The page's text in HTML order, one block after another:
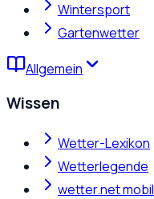
Wintersport
Gartenwetter
Allgemein
Wissen
Wetter-Lexikon
Wetterlegende
wetter.net mobil